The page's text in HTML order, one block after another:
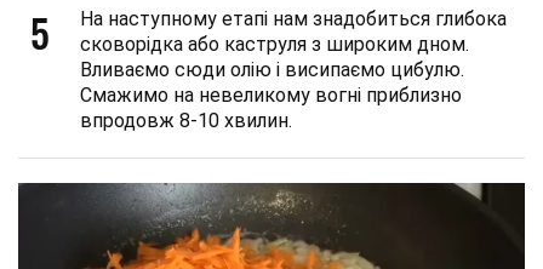
5
На наступному етапі нам знадобиться глибока
сковорідка або каструля з широким дном.
Вливаємо сюди олію і висипаємо цибулю.
Смажимо на невеликому вогні приблизно
впродовж 8-10 хвилин.